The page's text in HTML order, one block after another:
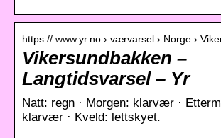
https:// www.yr.no › værvarsel › Norge ›
Vikersundbakken –
Langtidsvarsel – Yr
Natt: regn · Morgen: klarvær ·
klarvær · Kveld: lettskyet.